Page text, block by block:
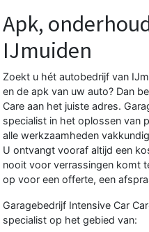
Apk,
IJmuiden
Zoekt u hét autobedrijf van
en de apk van uw auto? Dan
Care aan het juiste adres.
specialist in het oplossen van
alle werkzaamheden
U ontvangt vooraf altijd een
nooit voor verrassingen komt
op voor een offerte, een
Garagebedrijf Intensive Car
specialist op het gebied van: